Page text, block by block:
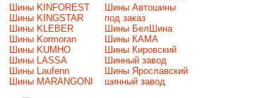
Шины KINFOREST
Шины KINGSTAR
Шины KLEBER
Шины Kormoran
Шины KUMHO
Шины LASSA
Шины Laufenn
Шины MARANGONI
Шины Автошины
под заказ
Шины БелШина
Шины КАМА
Шины Кировский
Шинный завод
Шины Ярославский
шинный завод